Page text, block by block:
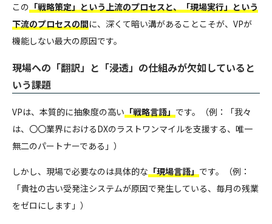
この「戦略策定」という上流のプロセスと、「現場実行」という
下流のプロセスの間に、深くて暗い溝があることこそが、VPが
機能しない最大の原因です。
現場への「翻訳」と「浸透」の仕組みが欠如していると
いう課題
VPは、本質的に抽象度の高い「戦略言語」です。（例：「我々
は、〇〇業界におけるDXのラストワンマイルを支援する、唯一
無二のパートナーである」）
しかし、現場で必要なのは具体的な「現場言語」です。（例：
「貴社の古い受発注システムが原因で発生している、毎月の残業
をゼロにします」）